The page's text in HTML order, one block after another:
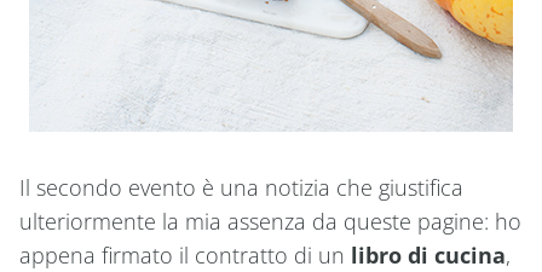
Il secondo evento è una notizia che giustifica
ulteriormente la mia assenza da queste pagine: ho
appena firmato il contratto di un libro di cucina,